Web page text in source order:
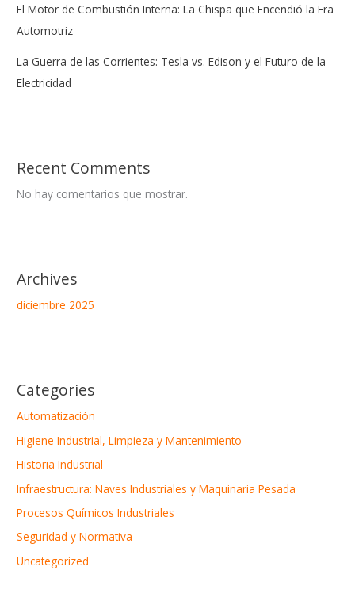
El Motor de Combustión Interna: La Chispa que Encendió la Era
Automotriz
La Guerra de las Corrientes: Tesla vs. Edison y el Futuro de la
Electricidad
Recent Comments
No hay comentarios que mostrar.
Archives
diciembre 2025
Categories
Automatización
Higiene Industrial, Limpieza y Mantenimiento
Historia Industrial
Infraestructura: Naves Industriales y Maquinaria Pesada
Procesos Químicos Industriales
Seguridad y Normativa
Uncategorized